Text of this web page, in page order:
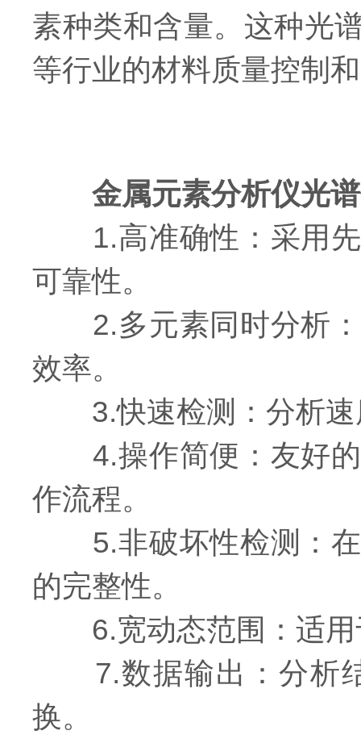
素种类和含量。这种光
等行业的材料质量控制
金属元素分析仪光
1.高准确性：采用先
可靠性。
2.多元素同时分析：
效率。
3.快速检测：分析速
4.操作简便：友好的
作流程。
5.非破坏性检测：在
的完整性。
6.宽动态范围：适用
7.数据输出：分析结
换。